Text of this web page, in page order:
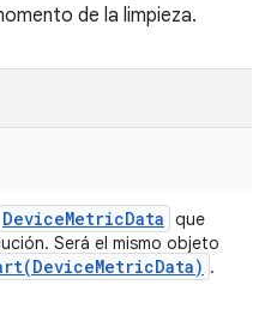
de la limpieza.
DeviceMetricData que
Será el mismo objeto
DeviceMetricData) .